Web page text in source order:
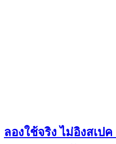
ลองใช้จริง ไม่อิงสเป